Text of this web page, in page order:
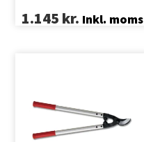
1.145 kr. Inkl. moms